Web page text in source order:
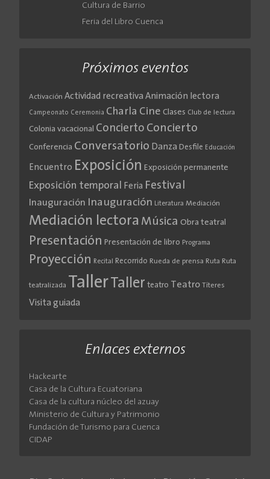
Cultura de Barrio
Feria del Libro Cuenca
Próximos eventos
Activación Actividad recreativa Animación lectora
Campeonato Ceremonia Charla Cine Clases Club de lectura
Colonia vacacional Concierto Concierto
Conferencia Conversatorio Danza Desfile Educación
Encuentro Exposición Exposición permanente
Exposición temporal Feria Festival
Inauguración Inauguración Literatura Mediación
Mediación lectora Música Obra teatral
Presentación Presentación de libro Programa
Proyección Recital Recorrido Rueda de prensa Ruta Ruta
teatralizada Taller Taller teatro Teatro Títeres
Visita guiada
Enlaces externos
Hackearte
Casa de la Cultura Ecuatoriana
Casa de la cultura núcleo del azuay
Ministerio de Cultura y Patrimonio
Fundación de Turismo para Cuenca
CIDAP